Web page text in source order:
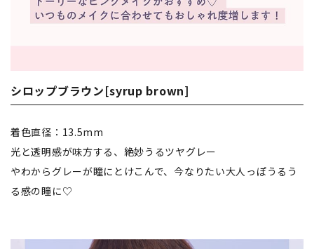
シロップブラウン[syrup brown]
着色直径：13.5mm
光と透明感が味方する、絶妙うるツヤグレー
やわからグレーが瞳にとけこんで、今なりたい大人っぽうるう
る感の瞳に♡